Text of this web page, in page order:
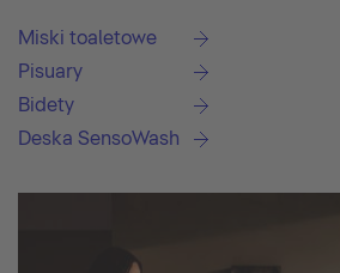
Miski toaletowe
Pisuary
Bidety
Deska SensoWash